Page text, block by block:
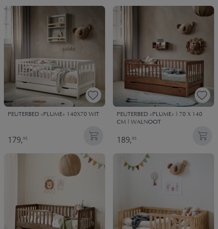
PEUTERBED «PLUME» 140X70 WIT
179,95
PEUTERBED «PLUME» | 70 X 140
CM | WALNOOT
189,95